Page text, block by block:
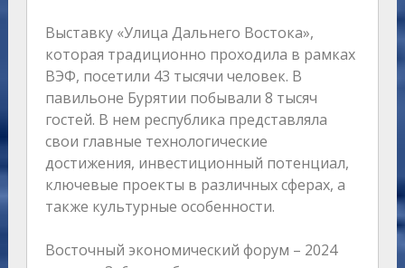
Выставку «Улица Дальнего Востока»,
которая традиционно проходила в рамках
ВЭФ, посетили 43 тысячи человек. В
павильоне Бурятии побывали 8 тысяч
гостей. В нем республика представляла
свои главные технологические
достижения, инвестиционный потенциал,
ключевые проекты в различных сферах, а
также культурные особенности.
Восточный экономический форум – 2024